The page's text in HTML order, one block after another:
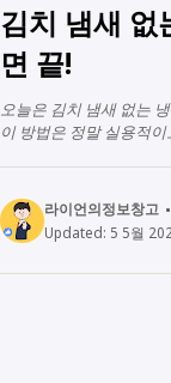
김치 냄새 없
면 끝!
오늘은 김치 냄새 없는
이 방법은 정말 실용적
라이언의정보창고
Updated: 5 5월